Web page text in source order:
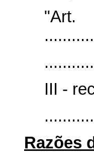
III -
Razões